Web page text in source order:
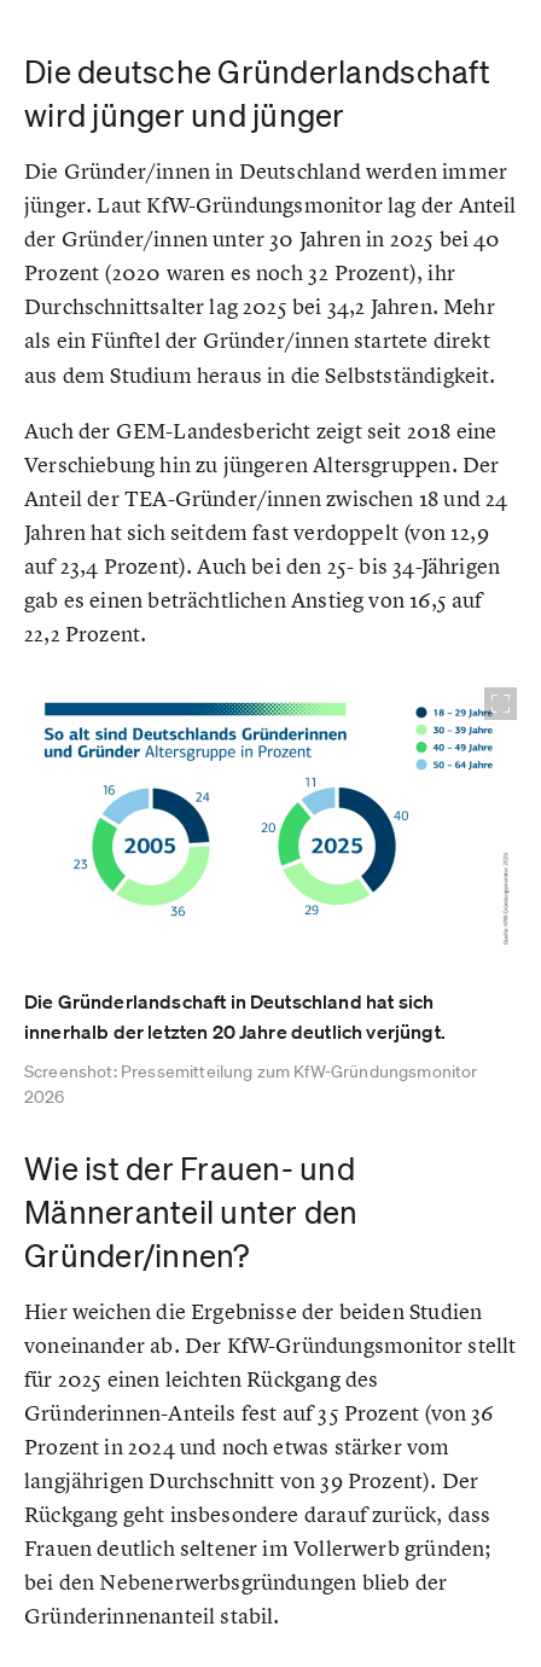
Die deutsche Gründerlandschaft
wird jünger und jünger
Die Gründer/innen in Deutschland werden immer
jünger. Laut KfW-Gründungsmonitor lag der Anteil
der Gründer/innen unter 30 Jahren in 2025 bei 40
Prozent (2020 waren es noch 32 Prozent), ihr
Durchschnittsalter lag 2025 bei 34,2 Jahren. Mehr
als ein Fünftel der Gründer/innen startete direkt
aus dem Studium heraus in die Selbstständigkeit.
Auch der GEM-Landesbericht zeigt seit 2018 eine
Verschiebung hin zu jüngeren Altersgruppen. Der
Anteil der TEA-Gründer/innen zwischen 18 und 24
Jahren hat sich seitdem fast verdoppelt (von 12,9
auf 23,4 Prozent). Auch bei den 25- bis 34-Jährigen
gab es einen beträchtlichen Anstieg von 16,5 auf
22,2 Prozent.
Die Gründerlandschaft in Deutschland hat sich
innerhalb der letzten 20 Jahre deutlich verjüngt.
Screenshot: Pressemitteilung zum KfW-Gründungsmonitor
2026
Wie ist der Frauen- und
Männeranteil unter den
Gründer/innen?
Hier weichen die Ergebnisse der beiden Studien
voneinander ab. Der KfW-Gründungsmonitor stellt
für 2025 einen leichten Rückgang des
Gründerinnen-Anteils fest auf 35 Prozent (von 36
Prozent in 2024 und noch etwas stärker vom
langjährigen Durchschnitt von 39 Prozent). Der
Rückgang geht insbesondere darauf zurück, dass
Frauen deutlich seltener im Vollerwerb gründen;
bei den Nebenerwerbsgründungen blieb der
Gründerinnenanteil stabil.